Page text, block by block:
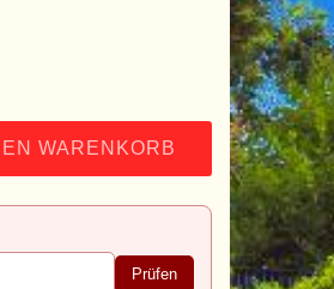
WARENKORB
Prüfen